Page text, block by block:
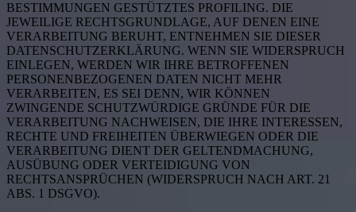
BESTIMMUNGEN GESTÜTZTES PROFILING. DIE
JEWEILIGE RECHTSGRUNDLAGE, AUF DENEN EINE
VERARBEITUNG BERUHT, ENTNEHMEN SIE DIESER
DATENSCHUTZERKLÄRUNG. WENN SIE WIDERSPRUCH
EINLEGEN, WERDEN WIR IHRE BETROFFENEN
PERSONENBEZOGENEN DATEN NICHT MEHR
VERARBEITEN, ES SEI DENN, WIR KÖNNEN
ZWINGENDE SCHUTZWÜRDIGE GRÜNDE FÜR DIE
VERARBEITUNG NACHWEISEN, DIE IHRE INTERESSEN,
RECHTE UND FREIHEITEN ÜBERWIEGEN ODER DIE
VERARBEITUNG DIENT DER GELTENDMACHUNG,
AUSÜBUNG ODER VERTEIDIGUNG VON
RECHTSANSPRÜCHEN (WIDERSPRUCH NACH ART. 21
ABS. 1 DSGVO).